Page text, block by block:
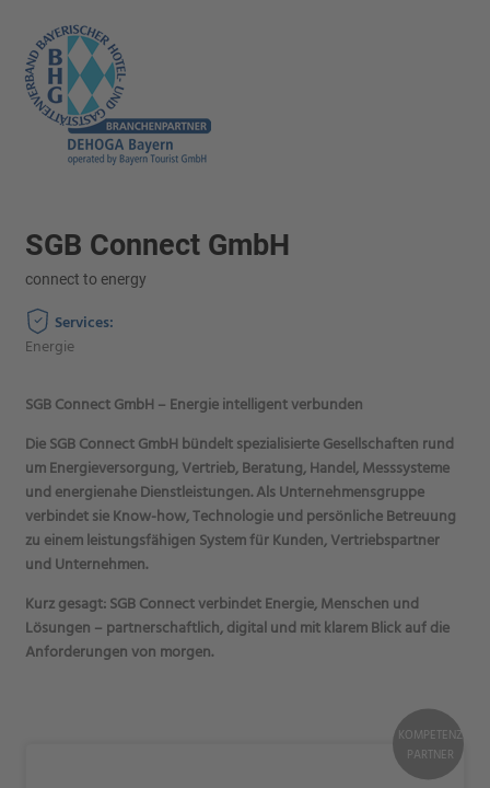
KOMPETENZ
PARTNER
SGB Connect GmbH
connect to energy
Services:
Energie
SGB Connect GmbH – Energie intelligent verbunden
Die SGB Connect GmbH bündelt spezialisierte Gesellschaften rund
um Energieversorgung, Vertrieb, Beratung, Handel, Messsysteme
und energienahe Dienstleistungen. Als Unternehmensgruppe
verbindet sie Know-how, Technologie und persönliche Betreuung
zu einem leistungsfähigen System für Kunden, Vertriebspartner
und Unternehmen.
Kurz gesagt: SGB Connect verbindet Energie, Menschen und
Lösungen – partnerschaftlich, digital und mit klarem Blick auf die
Anforderungen von morgen.